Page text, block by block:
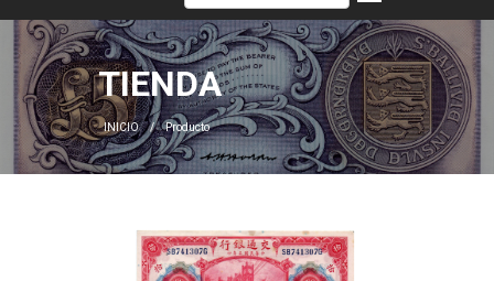
TIENDA
INICIO Producto